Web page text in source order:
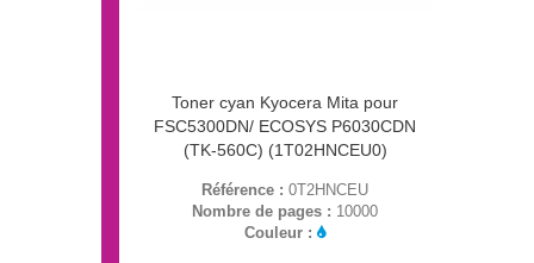
Toner cyan Kyocera Mita pour
FSC5300DN/ ECOSYS P6030CDN
(TK-560C) (1T02HNCEU0)
Référence : 0T2HNCEU
Nombre de pages : 10000
Couleur :